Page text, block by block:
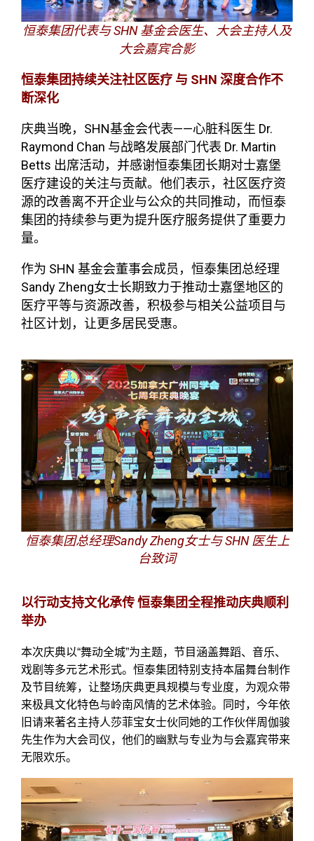
恒泰集团代表与SHN 基金会医生、大会主持人及
大会嘉宾合影
恒泰集团持续关注社区医疗 与 SHN 深度合作不
断深化
庆典当晚， SHN基金会代表——心脏科医生 Dr.
Raymond Chan 与战略发展部门代表 Dr. Martin
Betts 出席活动，并感谢恒泰集团长期对士嘉堡
医疗建设的关注与贡献。他们表示，社区医疗资
源的改善离不开企业与公众的共同推动，而恒泰
集团的持续参与更为提升医疗服务提供了重要力
量。
作为 SHN 基金会董事会成员，恒泰集团总经理
Sandy Zheng女士长期致力于推动士嘉堡地区的
医疗平等与资源改善，积极参与相关公益项目与
社区计划，让更多居民受惠。
恒泰集团总经理Sandy Zheng女士与 SHN 医生上
台致词
以行动支持文化承传 恒泰集团全程推动庆典顺利
举办
本次庆典以“舞动全城”为主题，节目涵盖舞蹈、音乐、
戏剧等多元艺术形式。恒泰集团特别支持本届舞台制作
及节目统筹，让整场庆典更具规模与专业度，为观众带
来极具文化特色与岭南风情的艺术体验。同时，今年依
旧请来著名主持人莎菲宝女士伙同她的工作伙伴周伽骏
先生作为大会司仪，他们的幽默与专业为与会嘉宾带来
无限欢乐。